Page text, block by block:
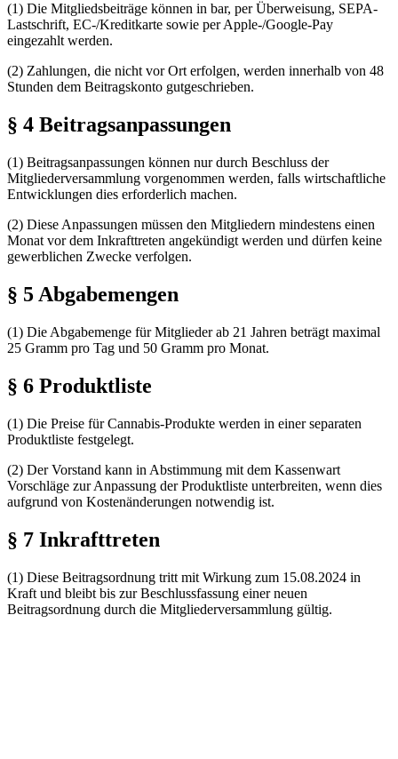
(1) Die Mitgliedsbeiträge können in bar, per Überweisung, SEPA-
Lastschrift, EC-/Kreditkarte sowie per Apple-/Google-Pay
eingezahlt werden.
(2) Zahlungen, die nicht vor Ort erfolgen, werden innerhalb von 48
Stunden dem Beitragskonto gutgeschrieben.
§ 4 Beitragsanpassungen
(1) Beitragsanpassungen können nur durch Beschluss der
Mitgliederversammlung vorgenommen werden, falls wirtschaftliche
Entwicklungen dies erforderlich machen.
(2) Diese Anpassungen müssen den Mitgliedern mindestens einen
Monat vor dem Inkrafttreten angekündigt werden und dürfen keine
gewerblichen Zwecke verfolgen.
§ 5 Abgabemengen
(1) Die Abgabemenge für Mitglieder ab 21 Jahren beträgt maximal
25 Gramm pro Tag und 50 Gramm pro Monat.
§ 6 Produktliste
(1) Die Preise für Cannabis-Produkte werden in einer separaten
Produktliste festgelegt.
(2) Der Vorstand kann in Abstimmung mit dem Kassenwart
Vorschläge zur Anpassung der Produktliste unterbreiten, wenn dies
aufgrund von Kostenänderungen notwendig ist.
§ 7 Inkrafttreten
(1) Diese Beitragsordnung tritt mit Wirkung zum 15.08.2024 in
Kraft und bleibt bis zur Beschlussfassung einer neuen
Beitragsordnung durch die Mitgliederversammlung gültig.